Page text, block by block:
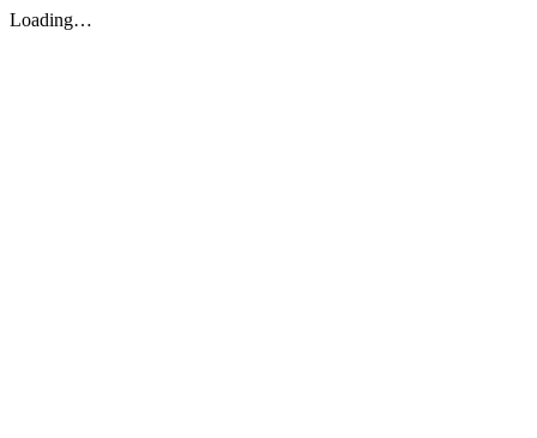
Loading…